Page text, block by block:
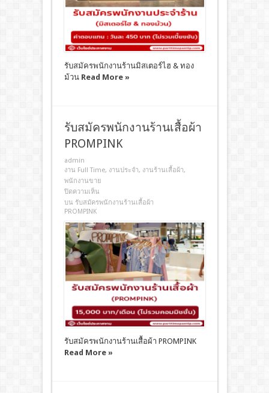
รับสมัครพนักงานร้านมิสเตอร์ไฮ & ทอง
ม้วน Read More »
รับสมัครพนักงานร้านเสื้อผ้า
PROMPINK
admin
งาน Full Time, งานประจํา, งานร้านเสื้อผ้า,
พนักงานขาย
ปิดความเห็น
บน รับสมัครพนักงานร้านเสื้อผ้า
PROMPINK
รับสมัครพนักงานร้านเสื้อผ้า PROMPINK
Read More »